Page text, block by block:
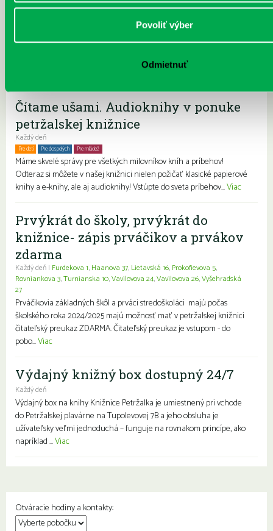
Povoliť výber
Odmietnuť
nenechajte si ujsť besedu s Mariou Danthine – Dopjerovou, ktorá
porozpráva o živote v krajine, ktorá je pre mnohých synonymom
elegancie a kultúry pre priaznivcov umenia sme pripravili výstavu
Čítame ušami. Audioknihy v ponuke
petržalskej knižnice
Každý deň
Pre deti Pre dospelých Pre mládež
Máme skvelé správy pre všetkých milovníkov kníh a príbehov!
Odteraz si môžete v našej knižnici nielen požičať klasické papierové
knihy a e-knihy, ale aj audioknihy! Vstúpte do sveta príbehov...Viac
Prvýkrát do školy, prvýkrát do
knižnice- zápis prváčikov a prvákov
zdarma
Každý deň | Furdekova 1, Haanova 37, Lietavská 16, Prokofievova 5,
Rovniankova 3,Turnianska 10,Vavilovova 24,Vavilovova 26,Vyšehradská
27
Prváčikovia základných škôl a prváci stredoškoláci majú počas
školského roka 2024/2025 majú možnosť mať v petržalskej knižnici
čitateľský preukaz ZDARMA. Čitateľský preukaz je vstupom - do
pobo...Viac
Výdajný knižný box dostupný 24/7
Každý deň
Výdajný box na knihy Knižnice Petržalka je umiestnený pri vchode
do Petržalskej plavárne na Tupolevovej 7B a jeho obsluha je
užívateľsky veľmi jednoduchá – funguje na rovnakom princípe, ako
napríklad ...Viac
Otváracie hodiny a kontakty: